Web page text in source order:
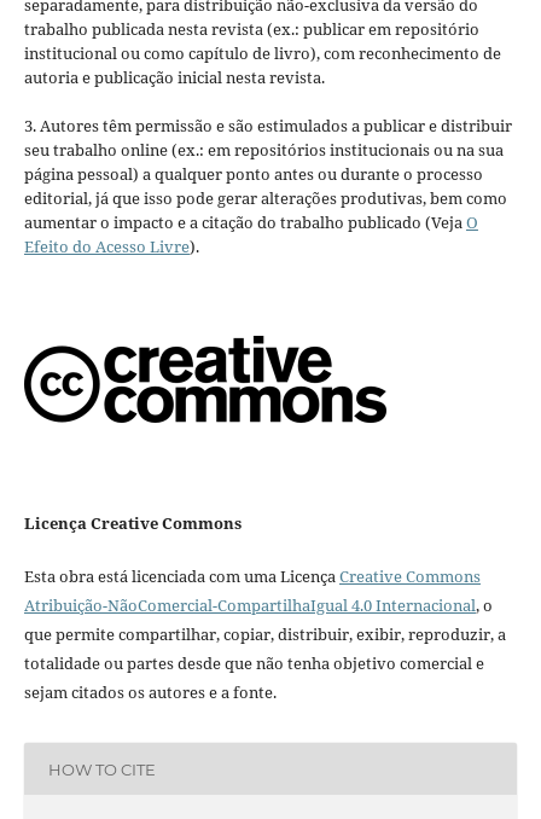
separadamente, para distribuição não-exclusiva da versão do
trabalho publicada nesta revista (ex.: publicar em repositório
institucional ou como capítulo de livro), com reconhecimento de
autoria e publicação inicial nesta revista.
3. Autores têm permissão e são estimulados a publicar e distribuir
seu trabalho online (ex.: em repositórios institucionais ou na sua
página pessoal) a qualquer ponto antes ou durante o processo
editorial, já que isso pode gerar alterações produtivas, bem como
aumentar o impacto e a citação do trabalho publicado (VejaO
Efeito do Acesso Livre).
Licença Creative Commons
Esta obra está licenciada com uma LicençaCreative Commons
Atribuição-NãoComercial-CompartilhaIgual 4.0 Internacional, o
que permite compartilhar, copiar, distribuir, exibir, reproduzir, a
totalidade ou partes desde que não tenha objetivo comercial e
sejam citados os autores e a fonte.
HOW TO CITE